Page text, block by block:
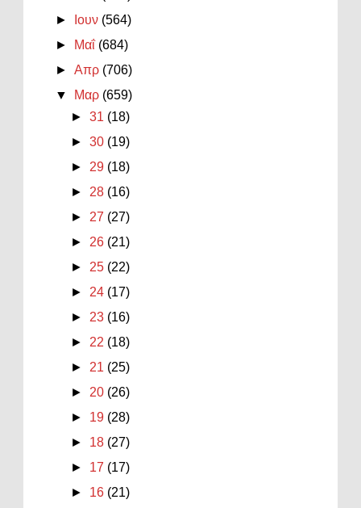
►
Ιουν (564)
►
Μαΐ (684)
►Απρ (706)
▼
Μαρ (659)
►31 (18)
►30 (19)
► 29 (18)
► 28 (16)
► 27 (27)
► 26 (21)
► 25 (22)
► 24 (17)
► 23 (16)
► 22 (18)
► 21 (25)
► 20 (26)
► 19 (28)
► 18 (27)
► 17 (17)
► 16 (21)